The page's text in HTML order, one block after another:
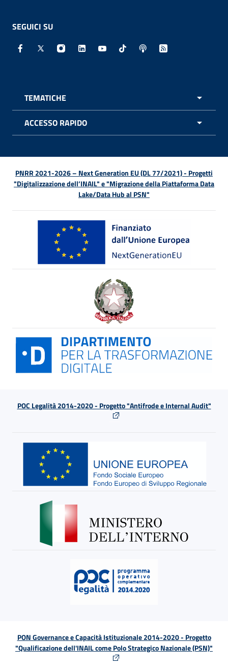
SEGUICI SU
Facebook - Sito esterno - Apertura in nuova finestra
X - Sito esterno - Apertura in nuova finestra
Instagram - Sito esterno - Apertura in
Linkedin - Sito esterno - Apertura in
Youtube - Sito esterno -
TikTok - Sito esterno -
Spreaker - Sito
Feed RSS -
TEMATICHE
ACCESSO RAPIDO
PNRR 2021-2026 – Next Generation EU (DL 77/2021) - Progetti
"Digitalizzazione dell’INAIL" e "Migrazione della Piattaforma Data
Lake/Data Hub al PSN"
POC Legalità 2014-2020 - Progetto "Antifrode e Internal Audit"
PON Governance e Capacità Istituzionale 2014-2020 - Progetto
"Qualificazione dell'INAIL come Polo Strategico Nazionale (PSN)"